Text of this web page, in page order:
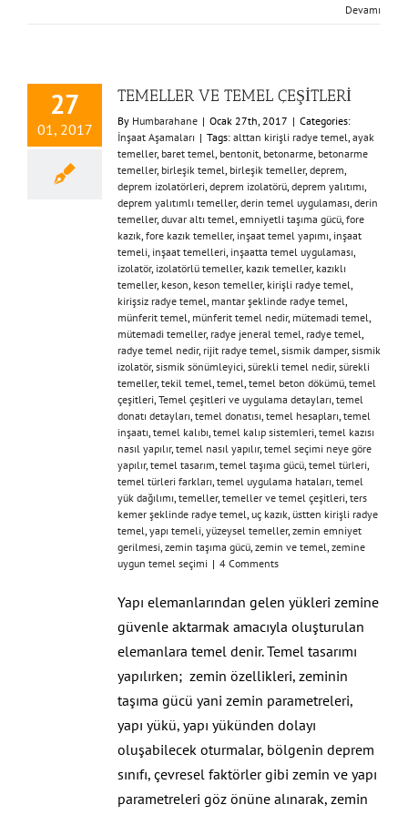
Devamı
27
01, 2017
TEMELLER VE TEMEL ÇEŞİTLERİ
By Humbarahane | Ocak 27th, 2017 | Categories:
İnşaat Aşamaları | Tags: alttan kirişli radye temel, ayak
temeller, baret temel, bentonit, betonarme, betonarme
temeller, birleşik temel, birleşik temeller, deprem,
deprem izolatörleri, deprem izolatörü, deprem yalıtımı,
deprem yalıtımlı temeller, derin temel uygulaması, derin
temeller, duvar altı temel, emniyetli taşıma gücü, fore
kazık, fore kazık temeller, inşaat temel yapımı, inşaat
temeli, inşaat temelleri, inşaatta temel uygulaması,
izolatör, izolatörlü temeller, kazık temeller, kazıklı
temeller, keson, keson temeller, kirişli radye temel,
kirişsiz radye temel, mantar şeklinde radye temel,
münferit temel, münferit temel nedir, mütemadi temel,
mütemadi temeller, radye jeneral temel, radye temel,
radye temel nedir, rijit radye temel, sismik damper, sismik
izolatör, sismik sönümleyici, sürekli temel nedir, sürekli
temeller, tekil temel, temel, temel beton dökümü, temel
çeşitleri, Temel çeşitleri ve uygulama detayları, temel
donatı detayları, temel donatısı, temel hesapları, temel
inşaatı, temel kalıbı, temel kalıp sistemleri, temel kazısı
nasıl yapılır, temel nasıl yapılır, temel seçimi neye göre
yapılır, temel tasarım, temel taşıma gücü, temel türleri,
temel türleri farkları, temel uygulama hataları, temel
yük dağılımı, temeller, temeller ve temel çeşitleri, ters
kemer şeklinde radye temel, uç kazık, üstten kirişli radye
temel, yapı temeli, yüzeysel temeller, zemin emniyet
gerilmesi, zemin taşıma gücü, zemin ve temel, zemine
uygun temel seçimi | 4 Comments
Yapı elemanlarından gelen yükleri zemine
güvenle aktarmak amacıyla oluşturulan
elemanlara temel denir. Temel tasarımı
yapılırken; zemin özellikleri, zeminin
taşıma gücü yani zemin parametreleri,
yapı yükü, yapı yükünden dolayı
oluşabilecek oturmalar, bölgenin deprem
sınıfı, çevresel faktörler gibi zemin ve yapı
parametreleri göz önüne alınarak, zemin